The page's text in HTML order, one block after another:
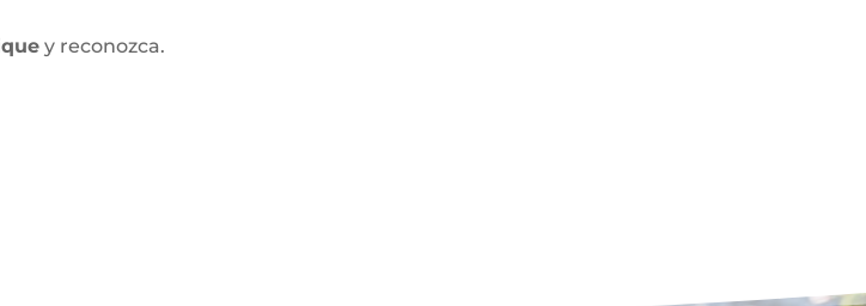
y reconozca.